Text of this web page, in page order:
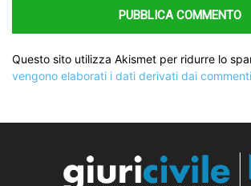
Questo sito utilizza Akismet per ridurre lo
vengono elaborati i dati derivati dai commenti